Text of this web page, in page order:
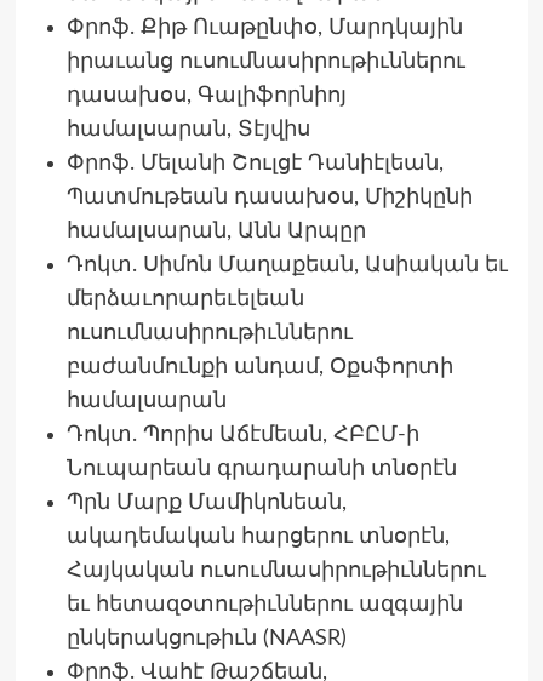
Փրոֆ. Քիթ Ուաթընփօ, Մարդկային
իրաւանց ուսումնասիրութիւններու
դասախօս, Գալիֆորնիոյ
համալսարան, Տէյվիս
Փրոֆ. Մելանի Շուլցէ Դանիէլեան,
Պատմութեան դասախօս, Միշիկընի
համալսարան, Անն Արպըր
Դոկտ. Սիմոն Մաղաքեան, Ասիական եւ
մերձաւորարեւելեան
ուսումնասիրութիւններու
բաժանմունքի անդամ, Օքսֆորտի
համալսարան
Դոկտ. Պորիս Աճէմեան, ՀԲԸՄ-ի
Նուպարեան գրադարանի տնօրէն
Պրն Մարք Մամիկոնեան,
ակադեմական հարցերու տնօրէն,
Հայկական ուսումնասիրութիւններու
եւ հետազօտութիւններու ազգային
ընկերակցութիւն (NAASR)
Փրոֆ. Վահէ Թաշճեան,